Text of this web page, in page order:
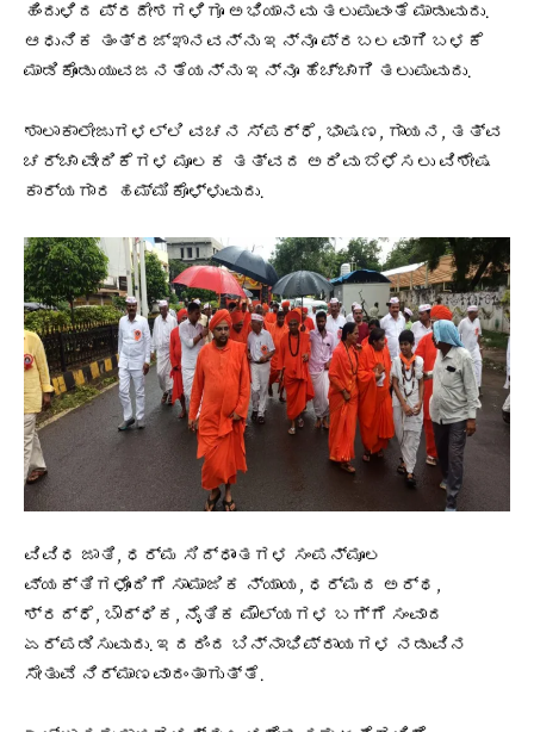
ಹಿಂದುಳಿದ ಪ್ರದೇಶಗಳಿಗೂ ಅಭಿಯಾನವು ತಲುಪುವಂತೆ ಮಾಡುವುದು.
ಆಧುನಿಕ ತಂತ್ರಜ್ಞಾನವನ್ನು ಇನ್ನೂ ಪ್ರಬಲವಾಗಿ ಬಳಕೆ
ಮಾಡಿಕೊಂಡು ಯುವಜನತೆಯನ್ನು ಇನ್ನೂ ಹೆಚ್ಚಾಗಿ ತಲುಪುವುದು.
ಶಾಲಾಕಾಲೇಜುಗಳಲ್ಲಿ ವಚನ ಸ್ಪರ್ಧೆ, ಭಾಷಣ, ಗಾಯನ, ತತ್ವ
ಚರ್ಚಾ ವೇದಿಕೆಗಳ ಮೂಲಕ ತತ್ವದ ಅರಿವು ಬೆಳೆಸಲು ವಿಶೇಷ
ಕಾರ್ಯಗಾರ ಹಮ್ಮಿಕೊಳ್ಳುವುದು.
ವಿವಿಧ ಜಾತಿ, ಧರ್ಮ ಸಿದ್ಧಾಂತಗಳ ಸಂಪನ್ಮೂಲ
ವ್ಯಕ್ತಿಗಳೊಂದಿಗೆ ಸಾಮಾಜಿಕ ನ್ಯಾಯ, ಧರ್ಮದ ಅರ್ಥ,
ಶ್ರದ್ಧೆ, ಬೌದ್ಧಿಕ, ನೈತಿಕ ಮೌಲ್ಯಗಳ ಬಗ್ಗೆ ಸಂವಾದ
ಏರ್ಪಡಿಸುವುದು. ಇದರಿಂದ ಬಿನ್ನಾಭಿಪ್ರಾಯಗಳ ನಡುವಿನ
ಸೇತುವೆ ನಿರ್ಮಾಣವಾದಂತಾಗುತ್ತೆ.